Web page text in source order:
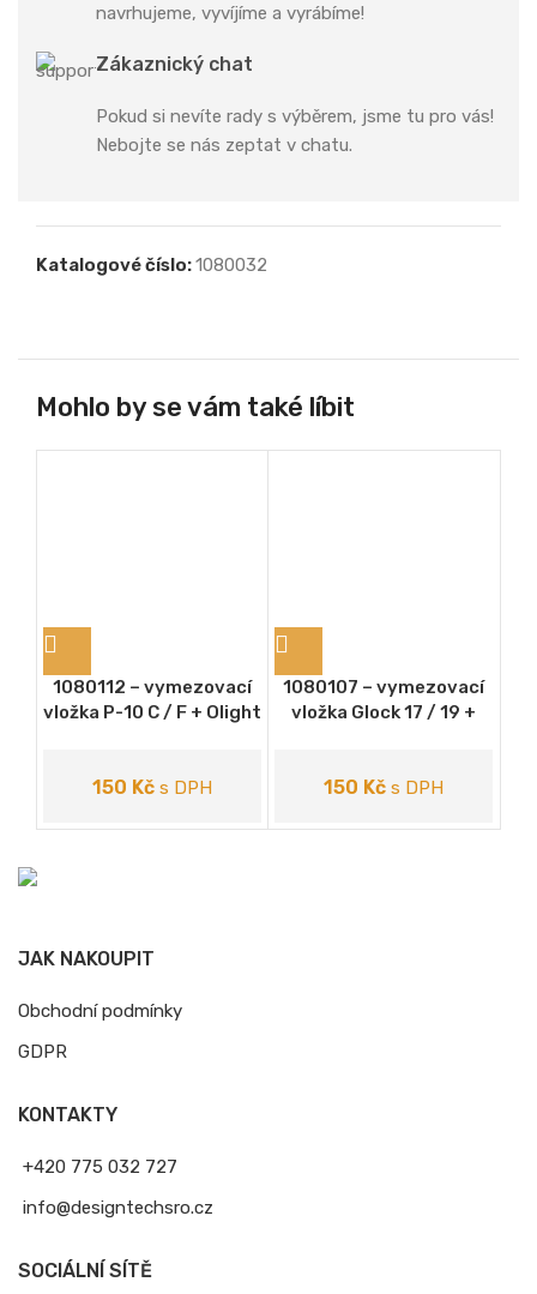
navrhujeme, vyvíjíme a vyrábíme!
Zákaznický chat
Pokud si nevíte rady s výběrem, jsme tu pro vás!
Nebojte se nás zeptat v chatu.
Katalogové číslo:1080032
Mohlo by se vám také líbit
1080112 – vymezovací
vložka P-10 C / F + Olight
150 Kč s DPH
1080107 – vymezovací
vložka Glock 17 / 19 +
150 Kč s DPH
JAK NAKOUPIT
Obchodní podmínky
GDPR
KONTAKTY
+420 775 032 727
info@designtechsro.cz
SOCIÁLNÍ SÍTĚ